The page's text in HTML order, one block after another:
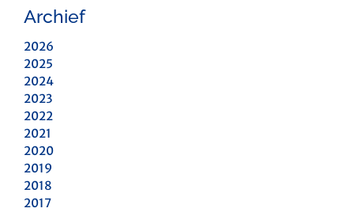
Archief
2026
2025
2024
2023
2022
2021
2020
2019
2018
2017